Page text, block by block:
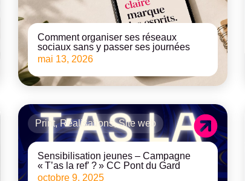
Comment organiser ses réseaux
sociaux sans y passer ses journées
mai 13, 2026
Print,Réalisations,Site web
Sensibilisation jeunes – Campagne
« T’as la ref’ ? » CC Pont du Gard
octobre 9, 2025